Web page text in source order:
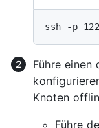
Führe einen
Knoten
Führe